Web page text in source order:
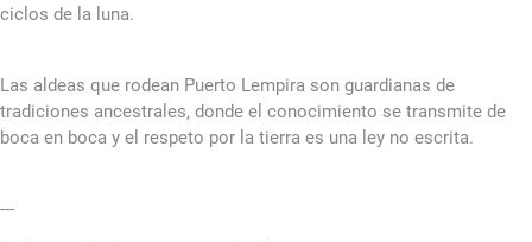
ciclos de la luna.
Las aldeas que rodean Puerto Lempira son guardianas de
tradiciones ancestrales, donde el conocimiento se transmite de
boca en boca y el respeto por la tierra es una ley no escrita.
---